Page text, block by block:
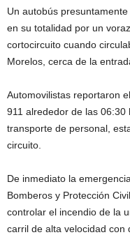
Un autobús
en su totalidad por un
cortocircuito cuando
Morelos, cerca de la
Automovilistas reportaron
911 alrededor de las
transporte de personal,
circuito.
De inmediato la
Bomberos y Protección
controlar el incendio de la
carril de alta velocidad con